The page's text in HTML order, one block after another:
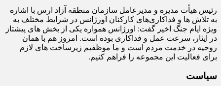
رئیس هیأت‌ مدیره و مدیرعامل سازمان منطقه آزاد ارس با اشاره
به تلاش‌ ها و فداکاری‌های کارکنان اورژانس در شرایط مختلف به‌
ویژه ایام جنگ اخیر گفت: اورژانس همواره یکی از بخش‌ های پیشتاز
در ایثار، سرعت‌ عمل و فداکاری بوده است. امروز هم با همان
روحیه در خدمت مردم است و ما موظفیم زیرساخت‌ های لازم
برای فعالیت این مجموعه را فراهم کنیم.
سیاست